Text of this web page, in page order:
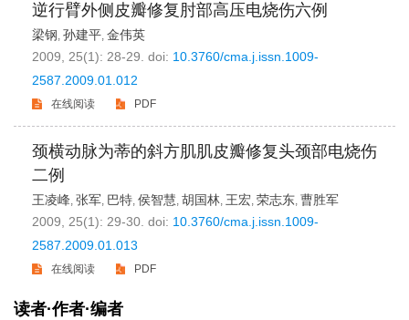
逆行臂外侧皮瓣修复肘部高压电烧伤六例
梁钢, 孙建平, 金伟英
2009, 25(1): 28-29. doi: 10.3760/cma.j.issn.1009-
2587.2009.01.012
在线阅读 PDF
颈横动脉为蒂的斜方肌肌皮瓣修复头颈部电烧伤
二例
王凌峰, 张军, 巴特, 侯智慧, 胡国林, 王宏, 荣志东, 曹胜军
2009, 25(1): 29-30. doi: 10.3760/cma.j.issn.1009-
2587.2009.01.013
在线阅读 PDF
读者·作者·编者